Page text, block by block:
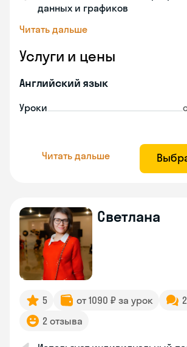
данных и графиков
Читать дальше
Услуги и цены
Английский язык
Уроки
Читать дальше
Светлана
5 от 1090 ₽ за урок
2 отзыва